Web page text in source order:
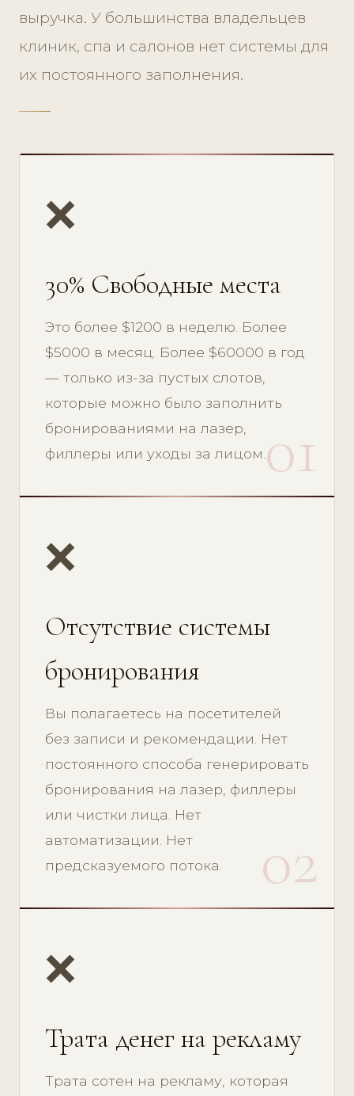
выручка. У большинства владельцев
клиник, спа и салонов нет системы для
их постоянного заполнения.
❌
30% Свободные места
Это более $1200 в неделю. Более
$5000 в месяц. Более $60000 в год
— только из-за пустых слотов,
которые можно было заполнить
бронированиями на лазер,
филлеры или уходы за лицом.01
❌
Отсутствие системы
бронирования
Вы полагаетесь на посетителей
без записи и рекомендации. Нет
постоянного способа генерировать
бронирования на лазер, филлеры
или чистки лица. Нет
автоматизации. Нет
предсказуемого потока.
02
❌
Трата денег на рекламу
Трата сотен на рекламу, которая